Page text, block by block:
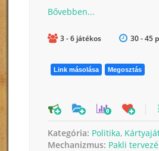
3 - 6 játékos 30 - 45
Link másolása Megosztás
0
Kategória: Politika,
Mechanizmus: Pakli